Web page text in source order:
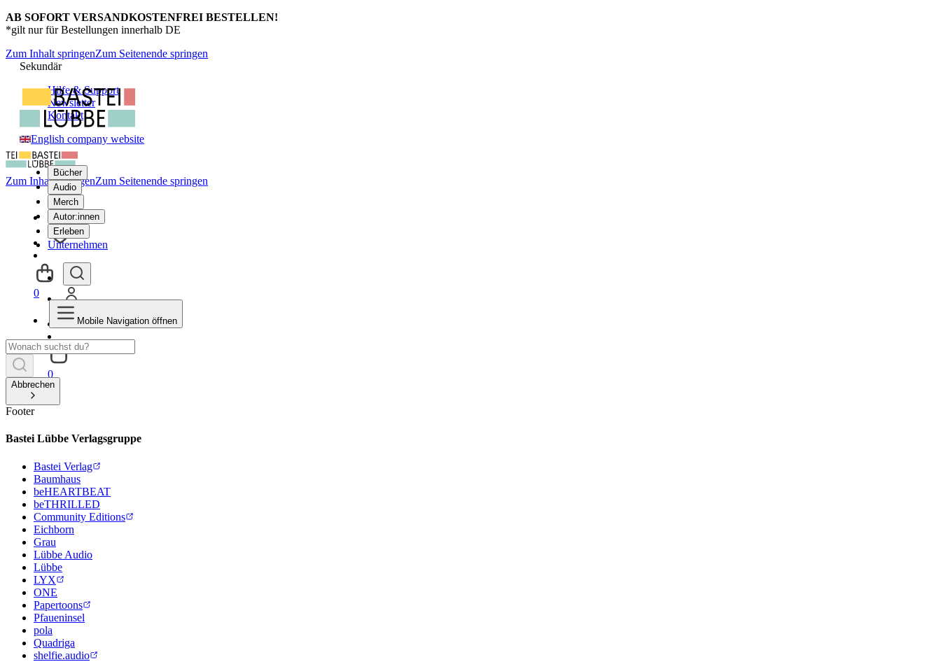
AB SOFORT VERSANDKOSTENFREI BESTELLEN!
*gilt nur für Bestellungen innerhalb DE
Zum Inhalt springenZum Seitenende springen
Sekundär
Hilfe & Support
Newsletter
Kontakt
English company website
Bücher
Audio
Merch
Autor:innen
Erleben
Unternehmen
0
Zum Inhalt springenZum Seitenende springen
0
Mobile Navigation öffnen
Abbrechen
Footer
Bastei Lübbe Verlagsgruppe
Bastei Verlag
Baumhaus
beHEARTBEAT
beTHRILLED
Community Editions
Eichborn
Grau
Lübbe Audio
Lübbe
LYX
ONE
Papertoons
Pfaueninsel
pola
Quadriga
shelfie.audio